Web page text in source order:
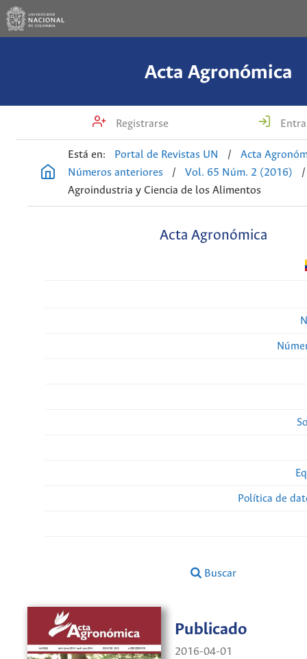
Acta Agronómica
Registrarse
Está en: Portal de Revistas UN /
Acta
Números anteriores
/ Vol. 65 Núm. 2 (2016)
/
Agroindustria y Ciencia de los Alimentos
Acta Agronómica
Política de
Buscar
Publicado
2016-04-01